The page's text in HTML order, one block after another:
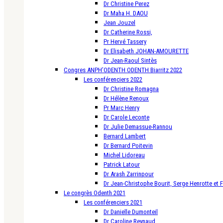
Dr Christine Perez
Dr Maha H. DAOU
Jean Jouzel
Dr Catherine Rossi,
Pr Hervé Tassery
Dr Elisabeth JOHAN-AMOURETTE
Dr Jean-Raoul Sintès
Congres ANPH’ODENTH ODENTH Biarritz 2022
Les conférenciers 2022
Dr Christine Romagna
Dr Hélène Renoux
Pr Marc Henry
Dr Carole Leconte
Dr Julie Demassue-Rannou
Bernard Lambert
Dr Bernard Poitevin
Michel Lidoreau
Patrick Latour
Dr Arash Zarrinpour
Dr Jean-Christophe Bourit, Serge Henrotte et
Le congrès Odenth 2021
Les conférenciers 2021
Dr Danielle Dumonteil
Dr Caroline Reynaud